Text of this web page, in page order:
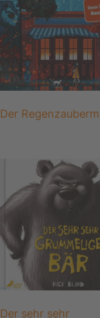
Der
Der sehr sehr